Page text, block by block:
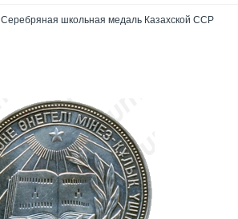
Серебряная школьная медаль Казахской ССР